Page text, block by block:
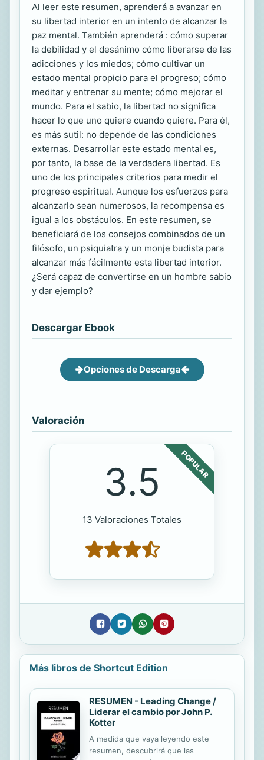
Al leer este resumen, aprenderá a avanzar en
su libertad interior en un intento de alcanzar la
paz mental. También aprenderá : cómo superar
la debilidad y el desánimo cómo liberarse de las
adicciones y los miedos; cómo cultivar un
estado mental propicio para el progreso; cómo
meditar y entrenar su mente; cómo mejorar el
mundo. Para el sabio, la libertad no significa
hacer lo que uno quiere cuando quiere. Para él,
es más sutil: no depende de las condiciones
externas. Desarrollar este estado mental es,
por tanto, la base de la verdadera libertad. Es
uno de los principales criterios para medir el
progreso espiritual. Aunque los esfuerzos para
alcanzarlo sean numerosos, la recompensa es
igual a los obstáculos. En este resumen, se
beneficiará de los consejos combinados de un
filósofo, un psiquiatra y un monje budista para
alcanzar más fácilmente esta libertad interior.
¿Será capaz de convertirse en un hombre sabio
y dar ejemplo?
Descargar Ebook
Opciones de Descarga
Valoración
POPULAR
3.5
13 Valoraciones Totales
Más libros de Shortcut Edition
RESUMEN - Leading Change /
Liderar el cambio por John P.
Kotter
A medida que vaya leyendo este
resumen, descubrirá que las